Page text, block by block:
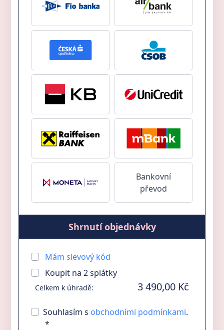
Bankovní
převod
Shrnutí objednávky
Mám slevový kód
Koupit na2splátky
Celkem k úhradě: 3 490,00 Kč
Souhlasím s obchodními podmínkami.
*